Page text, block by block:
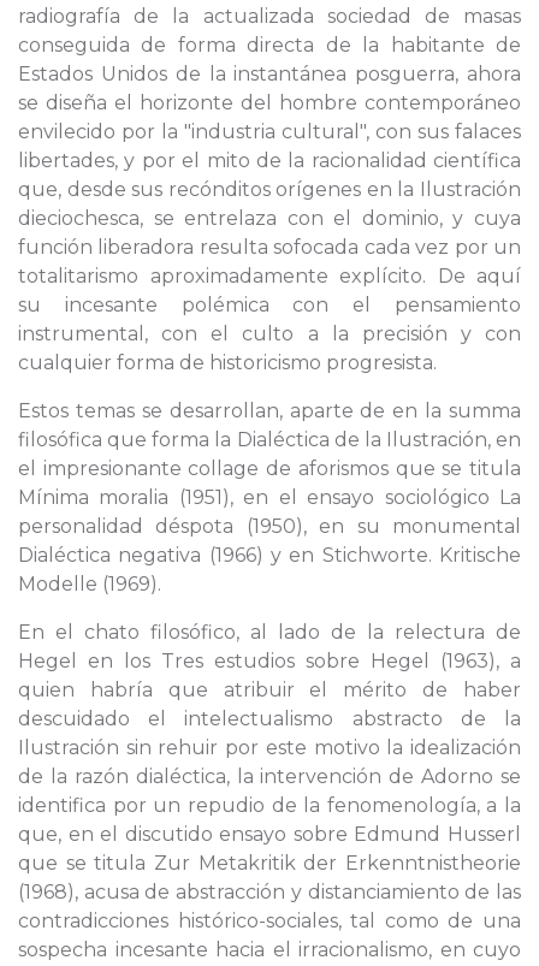
radiografía de la actualizada sociedad de masas
conseguida de forma directa de la habitante de
Estados Unidos de la instantánea posguerra, ahora
se diseña el horizonte del hombre contemporáneo
envilecido por la "industria cultural", con sus falaces
libertades, y por el mito de la racionalidad científica
que, desde sus recónditos orígenes en la Ilustración
dieciochesca, se entrelaza con el dominio, y cuya
función liberadora resulta sofocada cada vez por un
totalitarismo aproximadamente explícito. De aquí
su incesante polémica con el pensamiento
instrumental, con el culto a la precisión y con
cualquier forma de historicismo progresista.
Estos temas se desarrollan, aparte de en la summa
filosófica que forma la Dialéctica de la Ilustración, en
el impresionante collage de aforismos que se titula
Mínima moralia (1951), en el ensayo sociológico La
personalidad déspota (1950), en su monumental
Dialéctica negativa (1966) y en Stichworte. Kritische
Modelle (1969).
En el chato filosófico, al lado de la relectura de
Hegel en los Tres estudios sobre Hegel (1963), a
quien habría que atribuir el mérito de haber
descuidado el intelectualismo abstracto de la
Ilustración sin rehuir por este motivo la idealización
de la razón dialéctica, la intervención de Adorno se
identifica por un repudio de la fenomenología, a la
que, en el discutido ensayo sobre Edmund Husserl
que se titula Zur Metakritik der Erkenntnistheorie
(1968), acusa de abstracción y distanciamiento de las
contradicciones histórico-sociales, tal como de una
sospecha incesante hacia el irracionalismo, en cuyo